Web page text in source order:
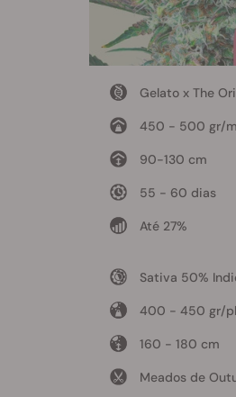
Gelato x The
450 - 500 gr/
90-130 cm
55 - 60 dias
Até 27%
Sativa 50%
400 - 450 gr/
160 - 180 cm
Meados de